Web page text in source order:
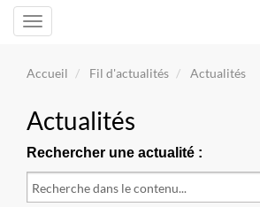
Toggle
navigation
Accueil Fil d'actualités Actualités
Actualités
Rechercher une actualité :